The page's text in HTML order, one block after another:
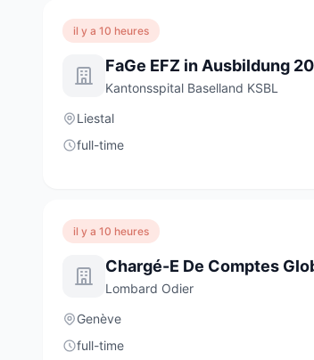
il y a 10 heures
FaGe EFZ in Ausbildung
Kantonsspital Baselland KSBL
Liestal
full-time
il y a 10 heures
Chargé-E De Comptes
Lombard Odier
Genève
full-time